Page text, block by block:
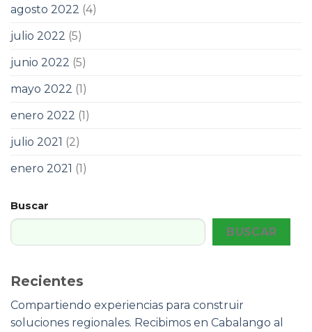
agosto 2022 (4)
julio 2022 (5)
junio 2022 (5)
mayo 2022 (1)
enero 2022 (1)
julio 2021 (2)
enero 2021 (1)
Buscar
BUSCAR
Recientes
Compartiendo experiencias para construir
soluciones regionales. Recibimos en Cabalango al